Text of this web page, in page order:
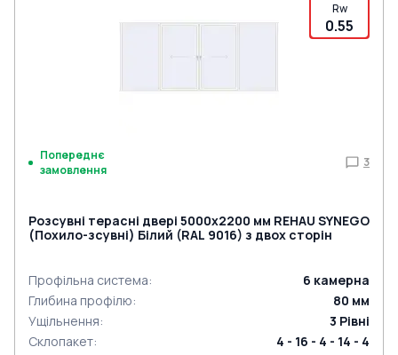
Rw
0.55
Попереднє
замовлення
3
Розсувні терасні двері 5000x2200 мм REHAU SYNEGO
(Похило-зсувні) Білий (RAL 9016) з двох сторін
Профільна система: 6 камерна
Глибина профілю: 80 мм
Ущільнення: 3 Рівні
Склопакет: 4 - 16 - 4 - 14 - 4